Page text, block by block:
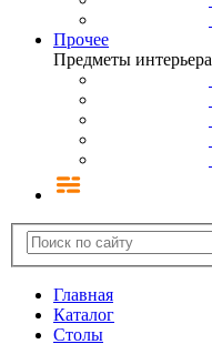
Прочее
Предметы интерьера
Главная
Каталог
Столы